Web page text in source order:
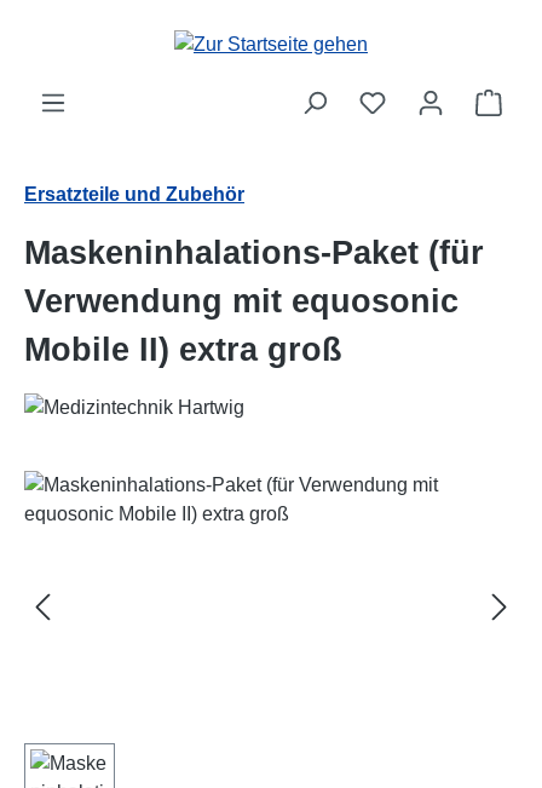
Zum Hauptinhalt springen
Ersatzteile und Zubehör
Maskeninhalations-Paket (für
Verwendung mit equosonic
Mobile II) extra groß
Bildergalerie überspringen